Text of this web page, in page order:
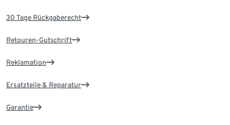
30 Tage Rückgaberecht
Retouren-Gutschrift
Reklamation
Ersatzteile & Reparatur
Garantie